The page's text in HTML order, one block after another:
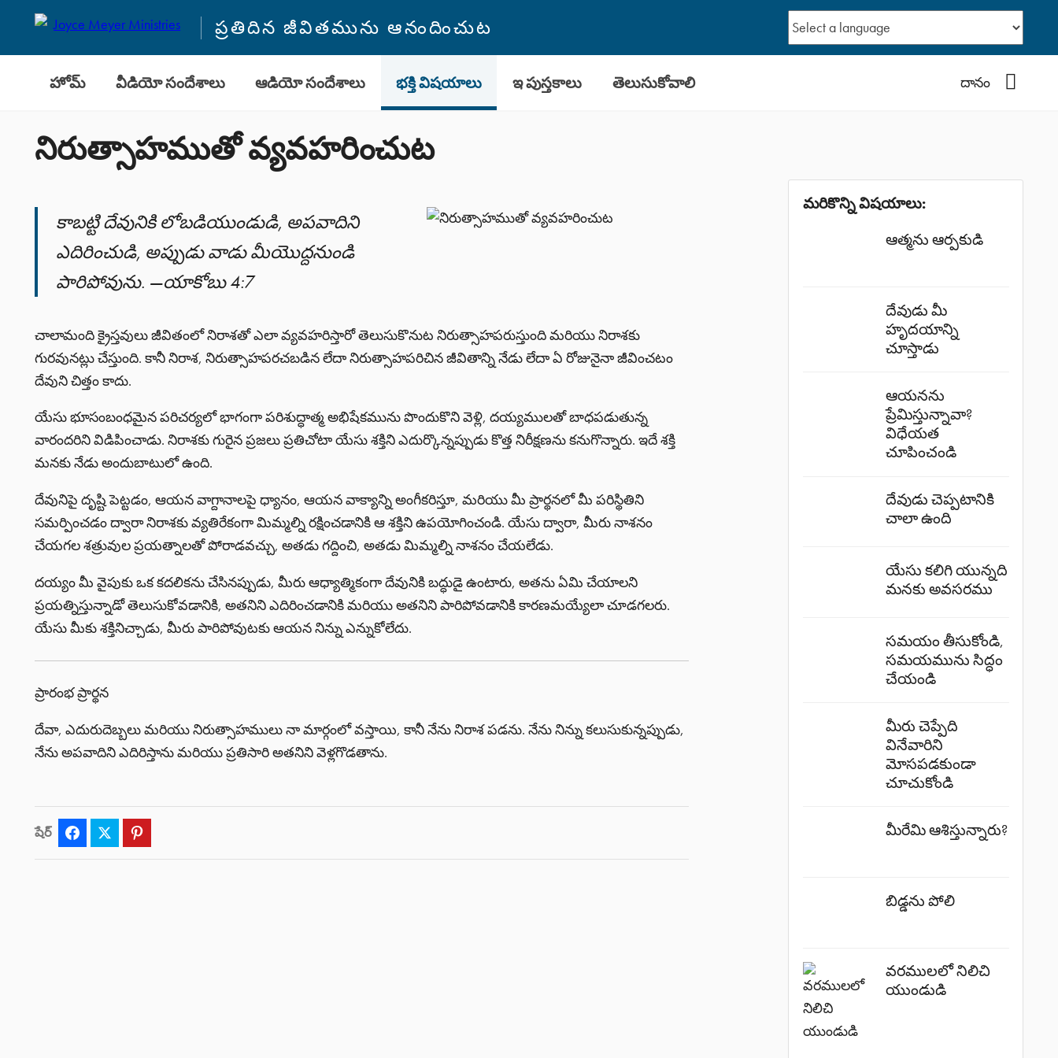
ప్రతిదిన జీవితమును ఆనందించుట
హోమ్ వీడియో సందేశాలు ఆడియో సందేశాలు భక్తి విషయాలు ఇ పుస్తకాలు తెలుసుకోవాలి దానం
నిరుత్సాహముతో వ్యవహరించుట
కాబట్టి దేవునికి లోబడియుండుడి, అపవాదిని
ఎదిరించుడి, అప్పుడు వాడు మీయొద్దనుండి
పారిపోవును. —యాకోబు 4:7
చాలామంది క్రైస్తవులు జీవితంలో నిరాశతో ఎలా వ్యవహరిస్తారో తెలుసుకొనుట నిరుత్సాహపరుస్తుంది మరియు నిరాశకు
గురవునట్లు చేస్తుంది. కానీ నిరాశ, నిరుత్సాహపరచబడిన లేదా నిరుత్సాహపరిచిన జీవితాన్ని నేడు లేదా ఏ రోజునైనా జీవించటం
దేవుని చిత్తం కాదు.
యేసు భూసంబంధమైన పరిచర్యలో భాగంగా పరిశుద్ధాత్మ అభిషేకమును పొందుకొని వెళ్లి, దయ్యములతో బాధపడుతున్న
వారందరిని విడిపించాడు. నిరాశకు గురైన ప్రజలు ప్రతిచోటా యేసు శక్తిని ఎదుర్కొన్నప్పుడు కొత్త నిరీక్షణను కనుగొన్నారు. ఇదే శక్తి
మనకు నేడు అందుబాటులో ఉంది.
దేవునిపై దృష్టి పెట్టడం, ఆయన వాగ్దానాలపై ధ్యానం, ఆయన వాక్యాన్ని అంగీకరిస్తూ, మరియు మీ ప్రార్థనలో మీ పరిస్థితిని
సమర్పించడం ద్వారా నిరాశకు వ్యతిరేకంగా మిమ్మల్ని రక్షించడానికి ఆ శక్తిని ఉపయోగించండి. యేసు ద్వారా, మీరు నాశనం
చేయగల శత్రువుల ప్రయత్నాలతో పోరాడవచ్చు, అతడు గద్దించి, అతడు మిమ్మల్ని నాశనం చేయలేడు.
దయ్యం మీ వైపుకు ఒక కదలికను చేసినప్పుడు, మీరు ఆధ్యాత్మికంగా దేవునికి బద్ధుడై ఉంటారు, అతను ఏమి చేయాలని
ప్రయత్నిస్తున్నాడో తెలుసుకోవడానికి, అతనిని ఎదిరించడానికి మరియు అతనిని పారిపోవడానికి కారణమయ్యేలా చూడగలరు.
యేసు మీకు శక్తినిచ్చాడు, మీరు పారిపోవుటకు ఆయన నిన్ను ఎన్నుకోలేదు.
ప్రారంభ ప్రార్థన
దేవా, ఎదురుదెబ్బలు మరియు నిరుత్సాహములు నా మార్గంలో వస్తాయి, కానీ నేను నిరాశ పడను. నేను నిన్ను కలుసుకున్నప్పుడు,
నేను అపవాదిని ఎదిరిస్తాను మరియు ప్రతిసారి అతనిని వెళ్లగొడతాను.
షేర్ Facebook Twitter
మరికొన్ని విషయాలు:
ఆత్మను ఆర్పకుడి
దేవుడు మీ
హృదయాన్ని
చూస్తాడు
ఆయనను
ప్రేమిస్తున్నావా?
విధేయత
చూపించండి
దేవుడు చెప్పటానికి
చాలా ఉంది
యేసు కలిగి యున్నది
మనకు అవసరము
సమయం తీసుకోండి,
సమయమును సిద్ధం
చేయండి
మీరు చెప్పేది
వినేవారిని
మోసపడకుండా
చూచుకోండి
మీరేమి ఆశిస్తున్నారు?
బిడ్డను పోలి
వరములలో నిలిచి
యుండుడి